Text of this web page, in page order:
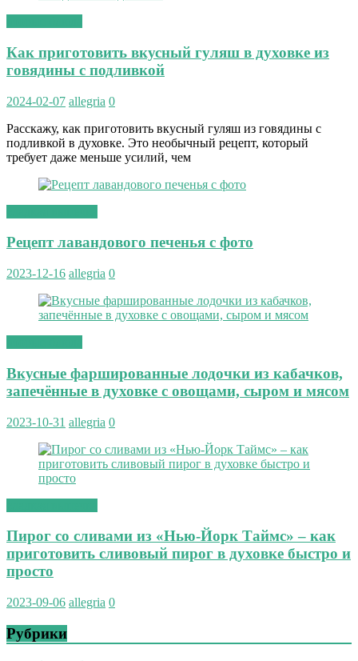
Как приготовить вкусный гуляш в духовке из
говядины с подливкой
2024-02-07 allegria 0
Расскажу, как приготовить вкусный гуляш из говядины с
подливкой в духовке. Это необычный рецепт, который
требует даже меньше усилий, чем
Рецепт лавандового печенья с фото
2023-12-16 allegria 0
Вкусные фаршированные лодочки из кабачков,
запечённые в духовке с овощами, сыром и мясом
2023-10-31 allegria 0
Пирог со сливами из «Нью-Йорк Таймс» – как
приготовить сливовый пирог в духовке быстро и
просто
2023-09-06 allegria 0
Рубрики